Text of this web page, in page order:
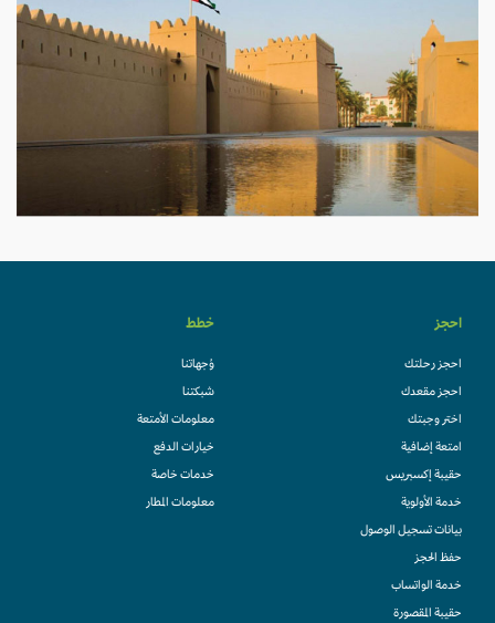
احجز
احجز رحلتك
احجز مقعدك
اختر وجبتك
امتعة إضافية
حقيبة إكسبريس
خدمة الأولوية
بيانات تسجيل الوصول
حفظ الحجز
خدمة الواتساب
حقيبة المقصورة
خطط
وُجهاتنا
شبكتنا
معلومات الأمتعة
خيارات الدفع
خدمات خاصة
معلومات المطار